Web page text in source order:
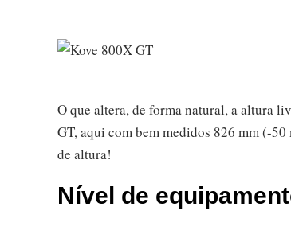
O que altera, de forma natural, a altura
GT, aqui com bem medidos 826 mm (-
de altura!
Nível de